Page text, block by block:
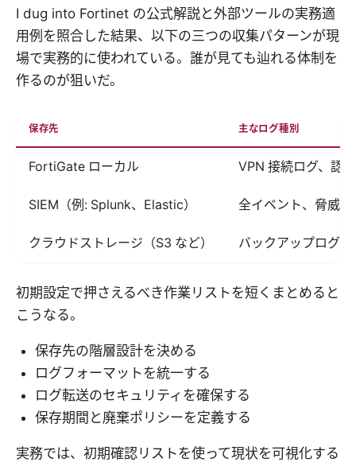
I dug into Fortinet の公式解説と外部ツールの実務適
用例を照合した結果、以下の三つの収集パターンが現
場で実務的に使われている。誰が見ても辿れる体制を
作るのが狙いだ。
保存先 主なログ種別
FortiGate ローカル VPN 接続ログ、認
SIEM（例: Splunk、Elastic） 全イベント、脅威
クラウドストレージ（S3 など） バックアップログ
初期設定で押さえるべき作業リストを短くまとめると
こうなる。
保存先の階層設計を決める
ログフォーマットを統一する
ログ転送のセキュリティを確保する
保存期間と廃棄ポリシーを定義する
実務では、初期確認リストを使って現状を可視化する